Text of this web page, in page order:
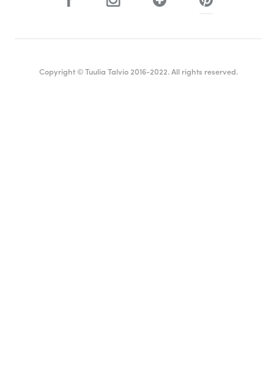
Copyright © Tuulia Talvio 2016-2022. All rights reserved.